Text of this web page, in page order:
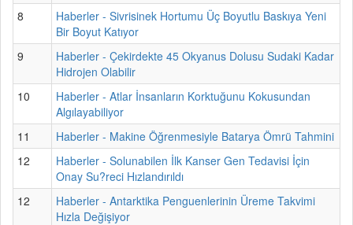
8
Haberler - Sivrisinek Hortumu Üç Boyutlu Baskıya Yeni
Bir Boyut Katıyor
9
Haberler - Çekirdekte 45 Okyanus Dolusu Sudaki Kadar
Hidrojen Olabilir
10
Haberler - Atlar İnsanların Korktuğunu Kokusundan
Algılayabiliyor
11
Haberler - Makine Öğrenmesiyle Batarya Ömrü Tahmini
12
Haberler - Solunabilen İlk Kanser Gen Tedavisi İçin
Onay Su?reci Hızlandırıldı
12
Haberler - Antarktika Penguenlerinin Üreme Takvimi
Hızla Değişiyor